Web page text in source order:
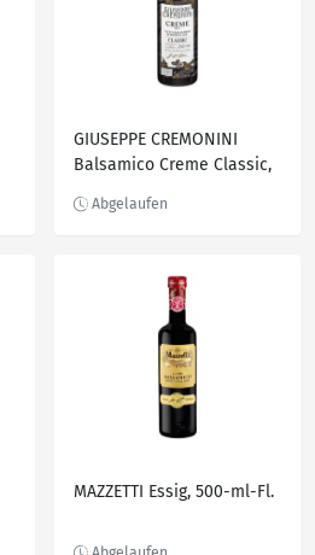
GIUSEPPE CREMONINI
Balsamico Creme Classic,
MAZZETTI Essig, 500-ml-Fl.